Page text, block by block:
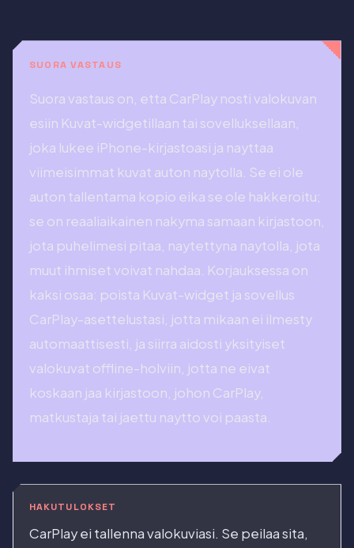
SUORA VASTAUS
Suora vastaus on, etta CarPlay nosti valokuvan
esiin Kuvat-widgetillaan tai sovelluksellaan,
joka lukee iPhone-kirjastoasi ja nayttaa
viimeisimmat kuvat auton naytolla. Se ei ole
auton tallentama kopio eika se ole hakkeroitu;
se on reaaliaikainen nakyma samaan kirjastoon,
jota puhelimesi pitaa, naytettyna naytolla, jota
muut ihmiset voivat nahdaa. Korjauksessa on
kaksi osaa: poista Kuvat-widget ja sovellus
CarPlay-asettelustasi, jotta mikaan ei ilmesty
automaattisesti, ja siirra aidosti yksityiset
valokuvat offline-holviin, jotta ne eivat
koskaan jaa kirjastoon, johon CarPlay,
matkustaja tai jaettu naytto voi paasta.
HAKUTULOKSET
CarPlay ei tallenna valokuviasi. Se peilaa sita,